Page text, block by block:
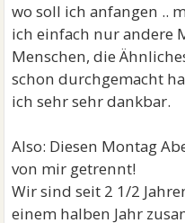
wo soll ich anfangen ..
ich einfach nur andere
Menschen, die
schon durchgemacht
ich sehr sehr dankbar.
Also: Diesen Montag
von mir getrennt!
Wir sind seit 2 1/2
einem halben Jahr